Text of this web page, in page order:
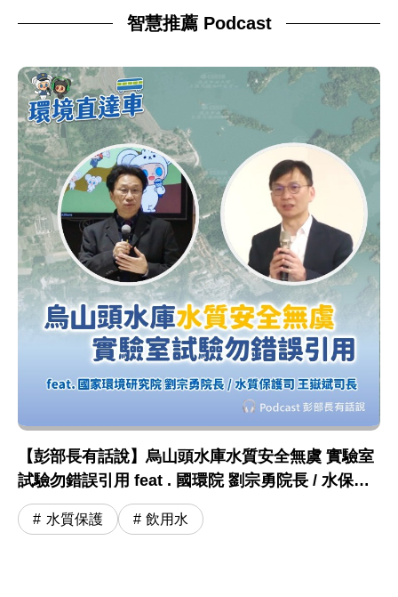
智慧推薦 Podcast
【彭部長有話說】烏山頭水庫水質安全無虞 實驗室
試驗勿錯誤引用 feat . 國環院 劉宗勇院長 / 水保司
王嶽斌司長
水質保護 飲用水